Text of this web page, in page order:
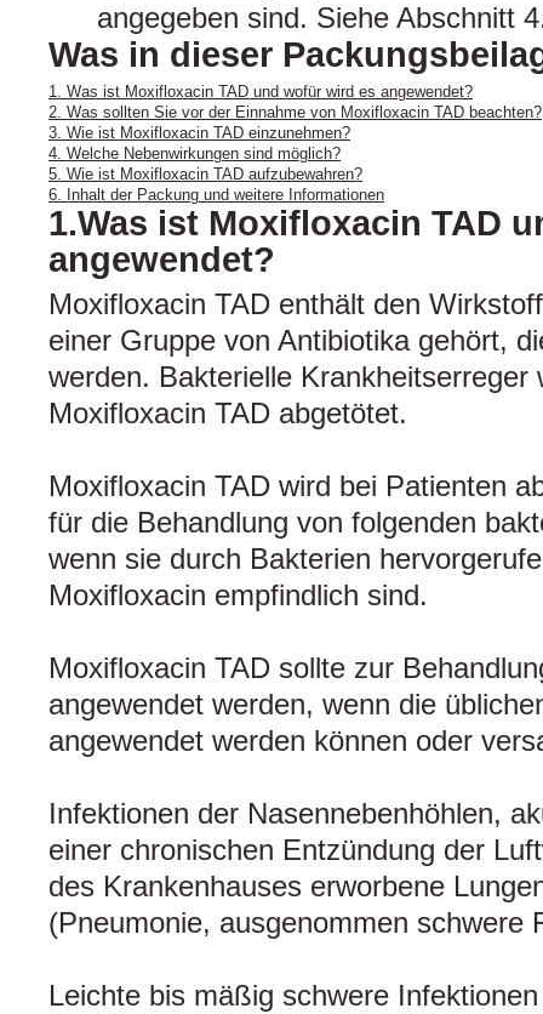
angegeben sind. Siehe Abschnitt
Was in dieser
1. Was ist Moxifloxacin TAD und wofür wird es angewendet?
2. Was sollten Sie vor der Einnahme von Moxifloxacin TAD beachten?
3. Wie ist Moxifloxacin TAD einzunehmen?
4. Welche Nebenwirkungen sind möglich?
5. Wie ist Moxifloxacin TAD aufzubewahren?
6. Inhalt der Packung und weitere Informationen
1.Was ist Moxifloxacin TAD
angewendet?
Moxifloxacin TAD enthält den
einer Gruppe von Antibiotika gehört,
werden. Bakterielle Krankheitserreger
Moxifloxacin TAD abgetötet.
Moxifloxacin TAD wird bei Patienten
für die Behandlung von folgenden
wenn sie durch Bakterien
Moxifloxacin empfindlich sind.
Moxifloxacin TAD sollte zur
angewendet werden, wenn die
angewendet werden können oder
Infektionen der Nasennebenhöhlen,
einer chronischen Entzündung der
des Krankenhauses erworbene
(Pneumonie, ausgenommen schwere
Leichte bis mäßig schwere